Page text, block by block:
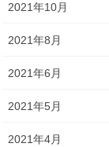
2021年10月
2021年8月
2021年6月
2021年5月
2021年4月